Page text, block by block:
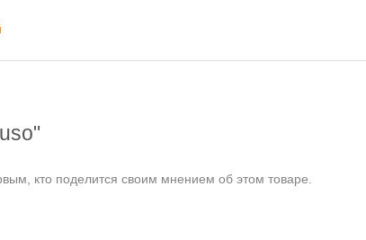
кто поделится своим мнением об этом товаре.